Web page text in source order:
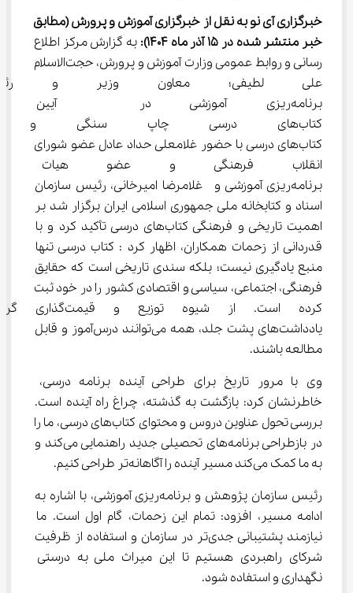
خبرگزاری آی نو به نقل از خبرگزاری آموزش و پرورش(مطابق
خبر منتشر شده در 15
آذر ماه 1404) : به گزارش مرکز اطلاع
رسانی و روابط عمومی وزارت آموزش و پرورش، حجت‌الاسلام
علی لطیفی؛ معاون وزير و
برنامه‌ریزی آموزشی در  آیین
کتاب‌های درسی چاپ سنگی و
كتاب‌های درسی با حضور غلامعلی حداد عادل عضو شورای
انقلاب فرهنگی و عضو هيات
برنامه‌ريزی آموزشی و  غلامرضا امیرخانی، رئیس سازمان
اسناد و کتابخانه ملی جمهوری اسلامی ایران برگزار شد بر
اهمیت تاریخی و فرهنگی کتاب‌های درسی تأکید کرد و با
قدردانی از زحمات همکاران، اظهار کرد : کتاب درسی تنها
منبع یادگیری نیست؛ بلکه سندی تاریخی است که حقایق
فرهنگی، اجتماعی، سیاسی و اقتصادی کشور را در خود ثبت
کرده است. از شیوه توزیع و
یادداشت‌های پشت جلد، همه می‌توانند درس‌آموز و قابل
مطالعه باشند.
وی با مرور تاریخ برای طراحی آینده برنامه درسی،
خاطرنشان کرد: بازگشت به گذشته، چراغ راه آینده است.
بررسی تحول عناوین دروس و محتوای کتاب‌های درسی، ما را
در بازطراحی برنامه‌های تحصیلی جدید راهنمایی می‌کند و
به ما کمک می‌کند مسیر آینده را آگاهانه‌تر طراحی کنیم.
رئیس سازمان پژوهش و برنامه‌ریزی آموزشی، با اشاره به
ادامه مسیر، افزود: تمام این زحمات، گام اول است. ما
نیازمند پشتیبانی جدی‌تر در سازمان و استفاده از ظرفیت
شرکای راهبردی هستیم تا این میراث ملی به درستی
نگهداری و استفاده شود.